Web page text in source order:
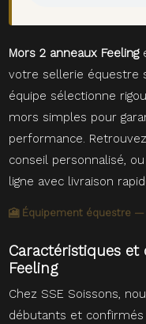
Mors 2 anneaux Feeling
votre sellerie équestre
équipe sélectionne
mors simples pour
performance.
conseil personnalisé,
ligne avec livraison
🎦 Équipement équestre —
Caractéristiques
Feeling
Chez SSE Soissons,
débutants et confirmés